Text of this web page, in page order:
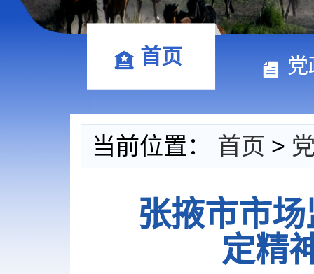
首页 党
当前位置： 首页 >
张掖市市
定精